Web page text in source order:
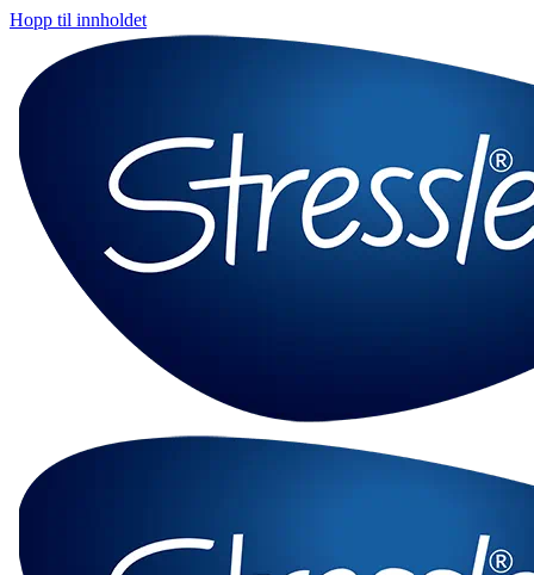
Hopp til innholdet